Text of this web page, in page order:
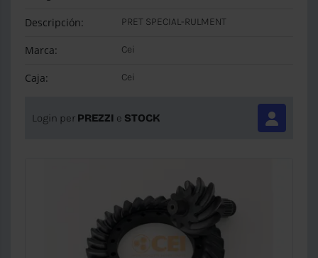
Descripción: PRET SPECIAL-RULMENT
Marca: Cei
Caja: Cei
Login per PREZZI e STOCK